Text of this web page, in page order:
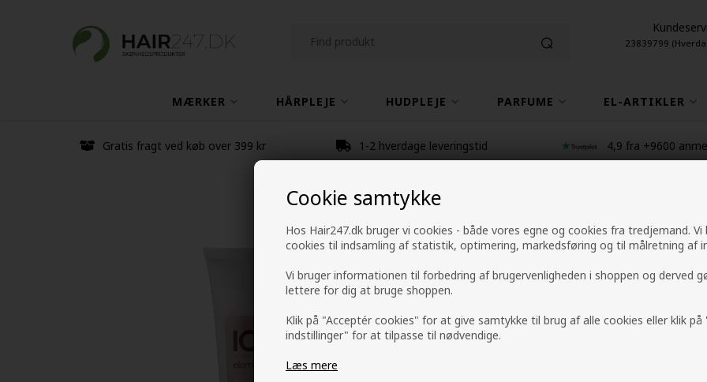
Cookie samtykke
Hos Hair247.dk bruger vi cookies - både vores egne og cookies fra tredjemand. Vi
cookies til indsamling af statistik, optimering, markedsføring og til målretning af
Vi bruger informationen til forbedring af brugervenligheden i shoppen og derved
lettere for dig at bruge shoppen.
Klik på "Acceptér cookies" for at give samtykke til brug af alle cookies eller klik
indstillinger" for at tilpasse til nødvendige.
Læs mere
23839799
MÆRKER HÅRPLEJE HUDPLEJE PARFUME EL-ARTIKLER
Gratis fragt ved køb over 399 kr 1-2 hverdage leveringstid 4,9 fra +9600
IdHAIR Elements
Conditioning
98,00DKK